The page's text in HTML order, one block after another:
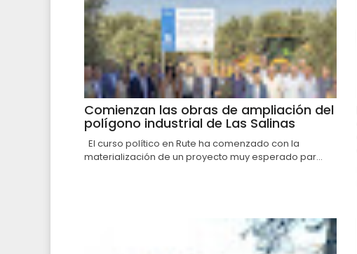
Comienzan las obras de ampliación del
polígono industrial de Las Salinas
El curso político en Rute ha comenzado con la
materialización de un proyecto muy esperado par...